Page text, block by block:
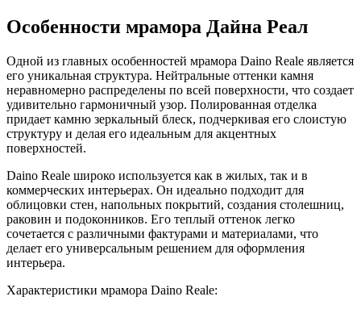
Особенности мрамора Дайна Реал
Одной из главных особенностей мрамора Daino Reale является
его уникальная структура. Нейтральные оттенки камня
неравномерно распределены по всей поверхности, что создает
удивительно гармоничный узор. Полированная отделка
придает камню зеркальный блеск, подчеркивая его слоистую
структуру и делая его идеальным для акцентных
поверхностей.
Daino Reale широко используется как в жилых, так и в
коммерческих интерьерах. Он идеально подходит для
облицовки стен, напольных покрытий, создания столешниц,
раковин и подоконников. Его теплый оттенок легко
сочетается с различными фактурами и материалами, что
делает его универсальным решением для оформления
интерьера.
Характеристики мрамора Daino Reale: